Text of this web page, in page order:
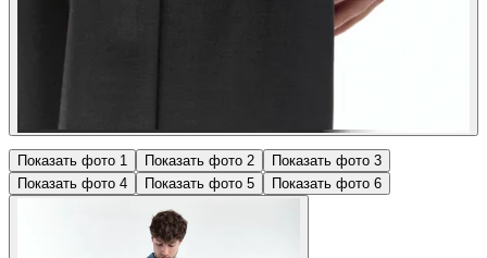
Показать фото 1 Показать фото 2 Показать фото 3
Показать фото 4 Показать фото 5 Показать фото 6